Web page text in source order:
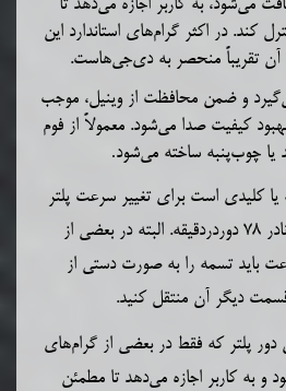
می‌شود، به کاربر اجازه می‌دهد تا
کند. در اکثر گرام‌های استاندارد این
آن تقریباً منحصر به دی‌جی‌هاست.
و ضمن محافظت از وینیل، موجب
کیفیت صدا می‌شود. معمولاً از فوم
یا چوب‌پنبه ساخته می‌شود.
یا کلیدی است برای تغییر سرعت پلتر
از 33 به 45 و در مواردی نادر 78 دوردردقیقه. البته در بعضی از
باید تسمه را به صورت دستی از
دیگر آن منتقل کنید.
پلتر که فقط در بعضی از گرام‌های
و به کاربر اجازه می‌دهد تا مطمئن